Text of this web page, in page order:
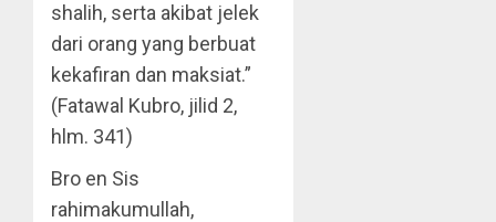
shalih, serta akibat jelek
dari orang yang berbuat
kekafiran dan maksiat.”
(Fatawal Kubro, jilid 2,
hlm. 341)
Bro en Sis
rahimakumullah,